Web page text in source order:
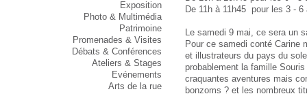
Exposition
Photo & Multimédia
Patrimoine
Promenades & Visites
Débats & Conférences
Ateliers & Stages
Evénements
Arts de la rue
De 11h à 11h45  pour les 3 - 6
Le samedi 9 mai, ce sera un
Pour ce samedi conté Carine
et illustrateurs du pays du
probablement la famille
craquantes aventures mais
bonzoms ? et les nombreux